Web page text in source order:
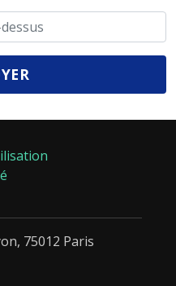
75012 Paris